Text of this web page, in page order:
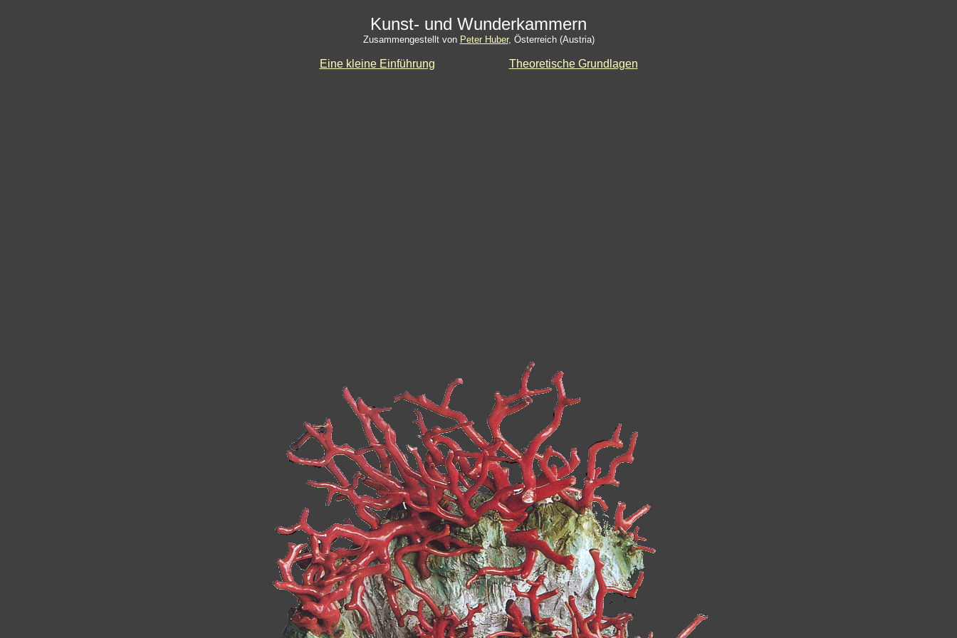
Kunst- und Wunderkammern
Zusammengestellt von Peter Huber, Österreich (Austria)
Eine kleine Einführung Theoretische Grundlagen